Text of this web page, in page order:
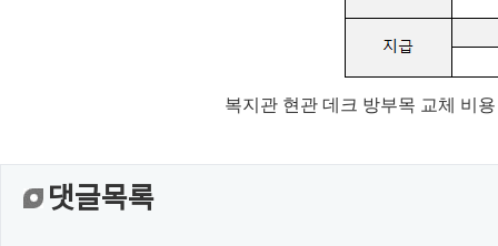
복지관 현관 데크 방부목 교체 비용
댓글목록